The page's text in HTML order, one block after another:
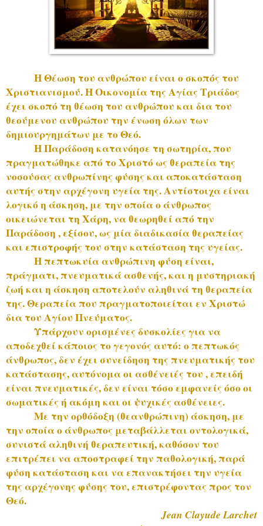
Η Θέωση του ανθρώπου είναι ο σκοπός του
Χριστιανισμού. Η Οικονομία της Αγίας Τριάδος
έχει σκοπό τη θέωση του ανθρώπου και δια του
θεούμενου ανθρώπου την ένωση όλων των
δημιουργημάτων με το Θεό.
Η Παράδοση κατανόησε τη σωτηρία, που
πραγματώθηκε από το Χριστό ως θεραπεία της
νοσούσας ανθρωπίνης φύσης και αποκατάσταση
αυτής στην αρχέγονη υγεία της. Αντίστοιχα είναι
λογικό η άσκηση, με την οποία ο άνθρωπος
οικειώνεται τη Χάρη, να θεωρηθεί από την
Παράδοση , εξίσου, ως μία διαδικασία θεραπείας
και επιστροφής του στην κατάσταση της υγείας.
Η πεπτωκυία ανθρώπινη φύση είναι,
πράγματι, πνευματικά ασθενής, και η μυστηριακή
ζωή και η άσκηση αποτελούν αληθινά τη θεραπεία
της. Θεραπεία που πραγματοποιείται εν Χριστώ
δια του Αγίου Πνεύματος.
Υπάρχουν ορισμένες δυσκολίες για να
αποδεχθεί κάποιος το γεγονός αυτό: ο πεπτωκός
άνθρωπος, δεν έχει συνείδηση της πνευματικής του
κατάστασης, αυτόνομα οι ασθένειές του , επειδή
είναι πνευματικές, δεν είναι τόσο εμφανείς όσο οι
σωματικές ή ακόμη και οι ψυχικές ασθένειες.
Με την ορθόδοξη (θεανθρώπινη) άσκηση, με
την οποία ο άνθρωπος μεταβάλλεται οντολογικά,
συνιστά αληθινή θεραπευτική, καθόσον του
επιτρέπει να αποστραφεί την παθολογική, παρά
φύση κατάσταση και να επανακτήσει την υγεία
της αρχέγονης φύσης του, επιστρέφοντας προς τον
Θεό.
Jean Clayude Larchet